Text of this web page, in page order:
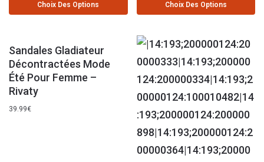
Choix Des Options Choix Des Options
Sandales Gladiateur
Décontractées Mode
Été Pour Femme –
Rivaty
39.99€